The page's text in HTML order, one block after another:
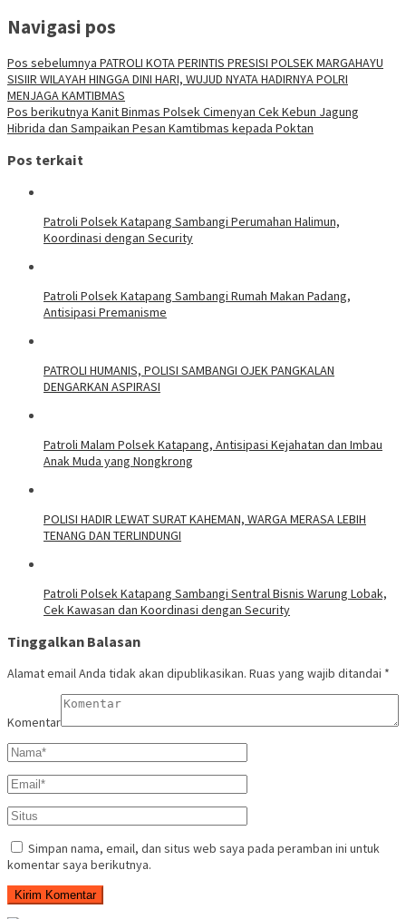
Navigasi pos
Pos sebelumnya PATROLI KOTA PERINTIS PRESISI POLSEK MARGAHAYU
SISIIR WILAYAH HINGGA DINI HARI, WUJUD NYATA HADIRNYA POLRI
MENJAGA KAMTIBMAS
Pos berikutnya Kanit Binmas Polsek Cimenyan Cek Kebun Jagung
Hibrida dan Sampaikan Pesan Kamtibmas kepada Poktan
Pos terkait
‎Patroli Polsek Katapang Sambangi Perumahan Halimun,
Koordinasi dengan Security
‎Patroli Polsek Katapang Sambangi Rumah Makan Padang,
Antisipasi Premanisme
‎PATROLI HUMANIS, POLISI SAMBANGI OJEK PANGKALAN
DENGARKAN ASPIRASI
‎Patroli Malam Polsek Katapang, Antisipasi Kejahatan dan Imbau
Anak Muda yang Nongkrong
‎POLISI HADIR LEWAT SURAT KAHEMAN, WARGA MERASA LEBIH
TENANG DAN TERLINDUNGI
‎Patroli Polsek Katapang Sambangi Sentral Bisnis Warung Lobak,
Cek Kawasan dan Koordinasi dengan Security
Tinggalkan Balasan
Alamat email Anda tidak akan dipublikasikan. Ruas yang wajib ditandai *
Komentar
Simpan nama, email, dan situs web saya pada peramban ini untuk
komentar saya berikutnya.